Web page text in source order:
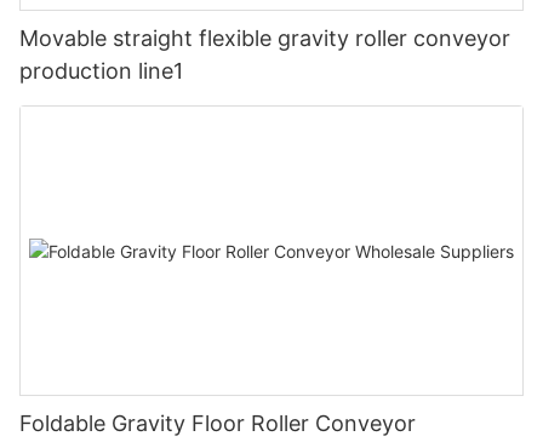
Movable straight flexible gravity roller conveyor
production line1
Foldable Gravity Floor Roller Conveyor